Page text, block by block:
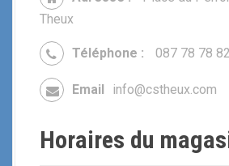
Theux
Téléphone : 087 78 78 82
Email info@cstheux.com
Horaires du